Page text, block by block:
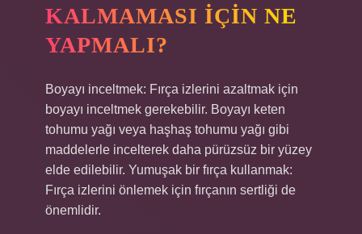
KALMAMASI IÇIN NE
YAPMALI?
Boyayı inceltmek: Fırça izlerini azaltmak için
boyayı inceltmek gerekebilir. Boyayı keten
tohumu yağı veya haşhaş tohumu yağı gibi
maddelerle incelterek daha pürüzsüz bir yüzey
elde edilebilir. Yumuşak bir fırça kullanmak:
Fırça izlerini önlemek için fırçanın sertliği de
önemlidir.